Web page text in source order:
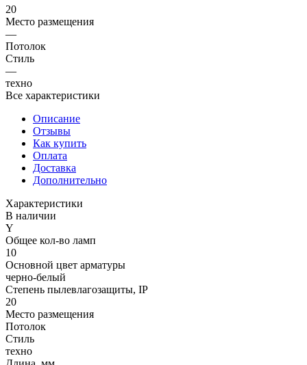
20
Место размещения
—
Потолок
Стиль
—
техно
Все характеристики
Описание
Отзывы
Как купить
Оплата
Доставка
Дополнительно
Характеристики
В наличии
Y
Общее кол-во ламп
10
Основной цвет арматуры
черно-белый
Степень пылевлагозащиты, IP
20
Место размещения
Потолок
Стиль
техно